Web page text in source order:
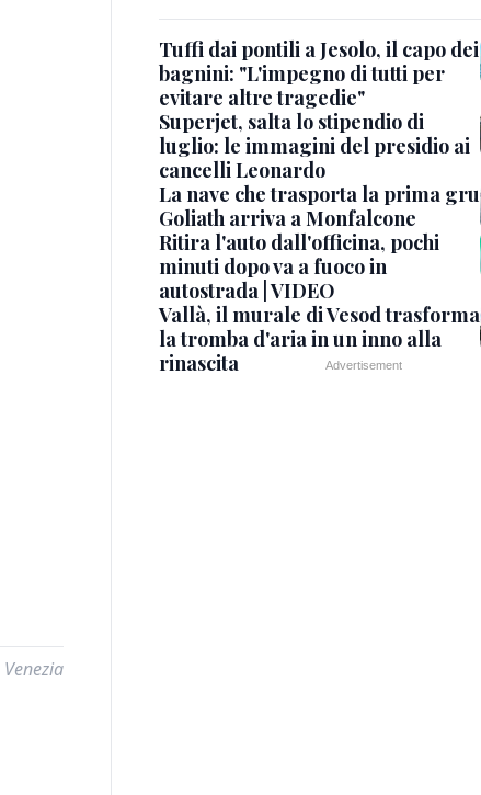
Tuffi dai pontili a Jesolo, il capo dei
bagnini: "L'impegno di tutti per
evitare altre tragedie"
Superjet, salta lo stipendio di
luglio: le immagini del presidio ai
cancelli Leonardo
La nave che trasporta la prima gru
Goliath arriva a Monfalcone
Ritira l'auto dall'officina, pochi
minuti dopo va a fuoco in
autostrada | VIDEO
Vallà, il murale di Vesod trasforma
la tromba d'aria in un inno alla
rinascita